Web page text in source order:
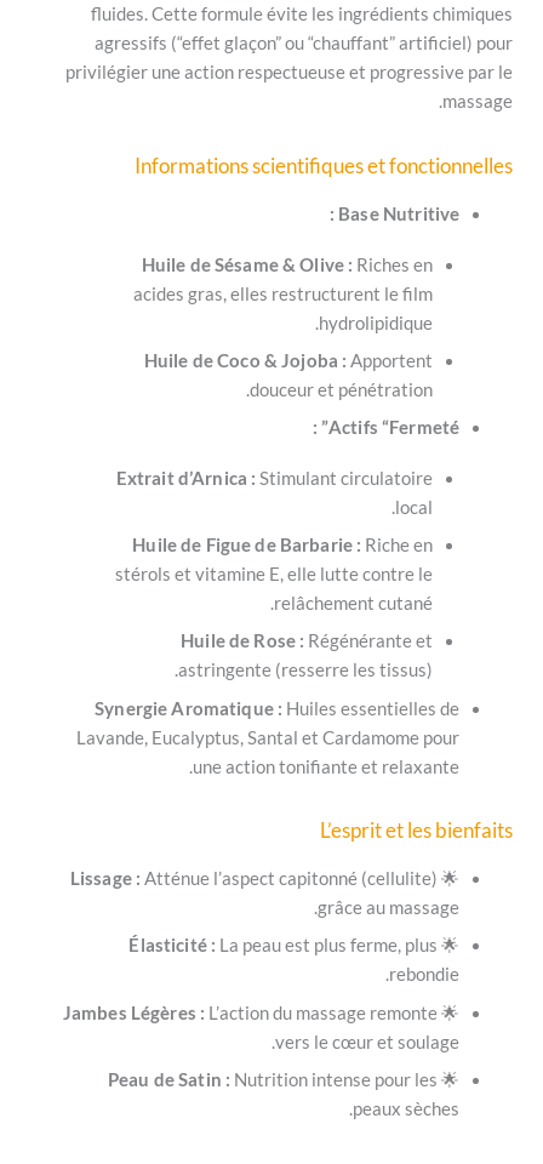
fluides. Cette formule évite les
agressifs (“effet glaçon” ou “chauffant”
privilégier une action respectueuse et
Informations scientifiques et
Base
Huile de Sésame & Olive :
acides gras, elles restructurent le
Huile de Coco & Jojoba :
douceur et
Actifs
Extrait d’Arnica :Stimulant
Huile de Figue de Barbarie :
stérols et vitamine E, elle lutte contre
relâchement
Huile de Rose :Régénérante
astringente (resserre les
Synergie Aromatique :Huiles
Lavande, Eucalyptus, Santal et
une action tonifiante et
L’esprit et
Lissage :Atténue l’aspect capitonné
grâce au
Élasticité :La peau est plus ferme,
Jambes Légères :L’action du massage
vers le cœur et
Peau de Satin :Nutrition intense pour